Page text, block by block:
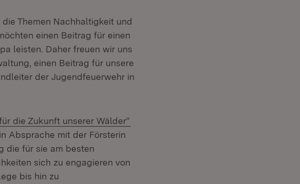
Themen Nachhaltigkeit und
einen Beitrag für einen
leisten. Daher freuen wir uns
einen Beitrag für unsere
der Jugendfeuerwehr in
die Zukunft unserer Wälder“
Absprache mit der Försterin
die für sie am besten
sich zu engagieren von
bis hin zu